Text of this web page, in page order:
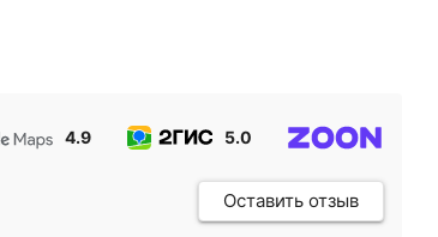
4.9 5.0
Оставить отзыв